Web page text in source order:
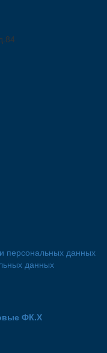
персональных данных
данных
ФК.Х